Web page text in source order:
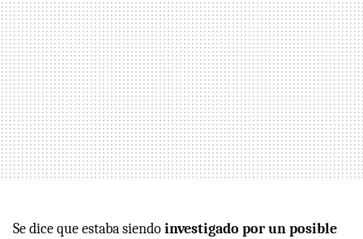
Se dice que estaba siendoinvestigado por un posible